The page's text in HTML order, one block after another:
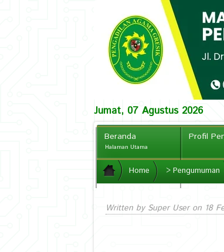
Jumat, 07 Agustus 2026
Beranda
Halaman Utama
Profil
PPID CCTV
Home > Pengumuman
Written by Super User on 18